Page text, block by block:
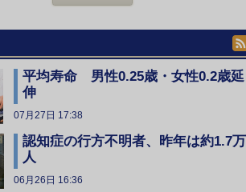
平均寿命 男性0.25歳・女性0.2歳延
伸
07月27日 17:38
認知症の行方不明者、昨年は約1.7万
人
06月26日 16:36